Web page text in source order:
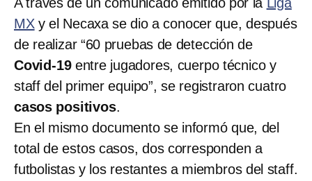
MXy el Necaxa se dio a conocer que, después
de realizar “60 pruebas de detección de
Covid-19 entre jugadores, cuerpo técnico y
staff del primer equipo”, se registraron cuatro
casos positivos.
En el mismo documento se informó que, del
total de estos casos, dos corresponden a
futbolistas y los restantes a miembros del staff.